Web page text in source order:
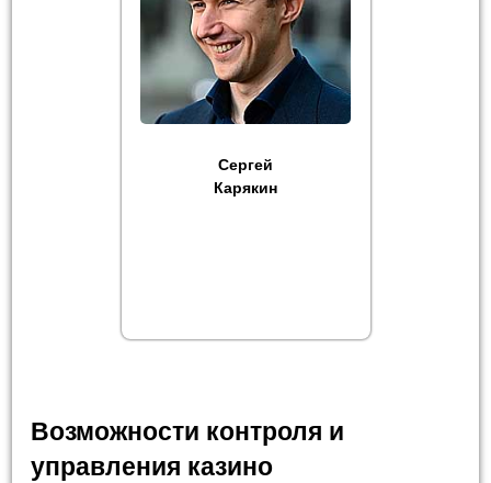
Сергей
Карякин
Возможности контроля и
управления казино